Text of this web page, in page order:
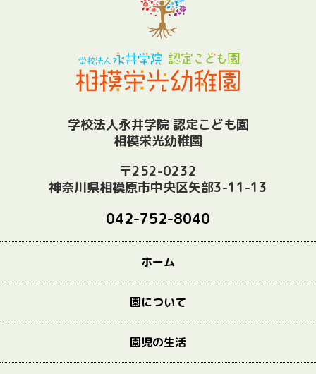
学校法人永井学院 認定こども園
相模栄光幼稚園
〒252-0232
神奈川県相模原市中央区矢部3-11-13
042-752-8040
ホーム
園について
園児の生活